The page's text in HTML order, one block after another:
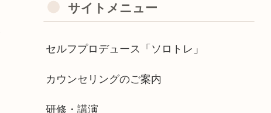
サイトメニュー
セルフプロデュース「ソロトレ」
カウンセリングのご案内
研修・講演